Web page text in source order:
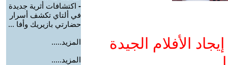
الأفلام الجيدة
- اكتشافات أثرية جديدة
في ألتاي تكشف أسرار
حضارتي بازيريك وأفا ...
المزيد.....
المزيد.....